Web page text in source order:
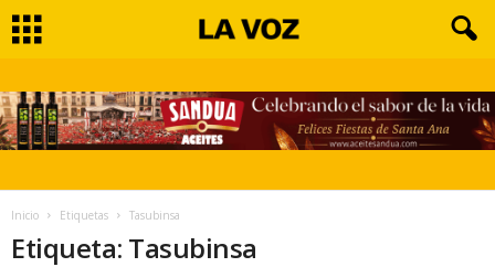
Inicio Etiquetas Tasubinsa
Etiqueta: Tasubinsa